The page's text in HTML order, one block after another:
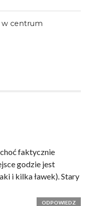
w centrum
faktycznie
godzie jest
i kilka ławek). Stary
ODPOWIEDZ